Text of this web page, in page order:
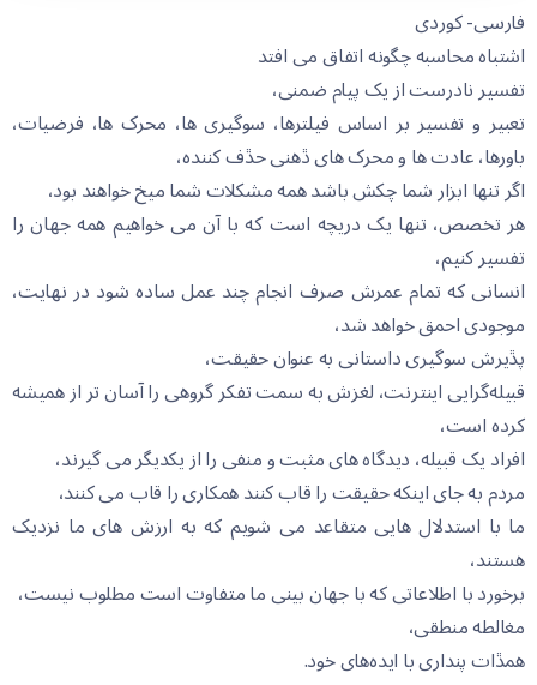
فارسی- کوردی
اشتباە محاسبە چگونە اتفاق می افتد
تفسیر نادرست از یک پیام ضمنی،
تعبیر و تفسیر بر اساس فیلترها، سوگیری ها، محرک ها، فرضیات،
باورها، عادت ها و محرک های ڐهنی حڐف کنندە،
اگر تنها ابزار شما چکش باشد همە مشکلات شما میخ خواهند بود،
هر تخصص، تنها یک دریچە است کە با آن می خواهیم همە جهان را
تفسیر کنیم،
انسانی کە تمام عمرش صرف انجام چند عمل سادە شود در نهایت،
موجودی احمق خواهد شد،
پڐیرش سوگیری داستانی بە عنوان حقیقت،
قبیلەگرایی اینترنت، لغزش بە سمت تفکر گروهی را آسان تر از همیشە
کردە است،
افراد یک قبیلە، دیدگاە های مثبت و منفی را از یکدیگر می گیرند،
مردم بە جای اینکە حقیقت را قاب کنند همکاری را قاب می کنند،
ما با استدلال هایی متقاعد می شویم کە بە ارزش های ما نزدیک
هستند،
برخورد با اطلاعاتی کە با جهان بینی ما متفاوت است مطلوب نیست،
مغالطە منطقی،
همڐات پنداری با ایدەهای خود.